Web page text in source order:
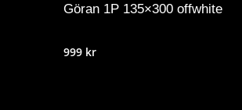
Göran 1P 135×300 offwhite
999 kr